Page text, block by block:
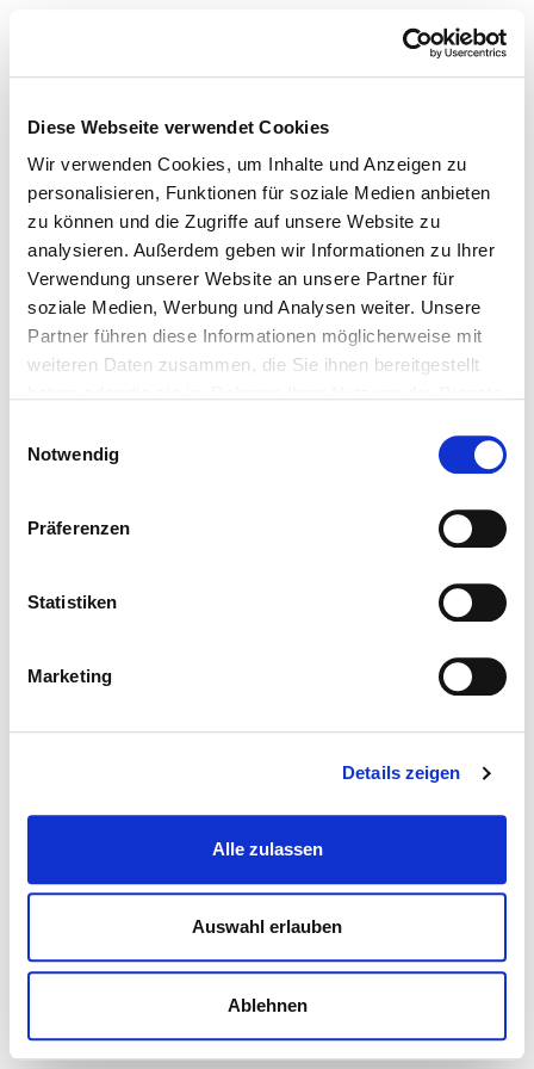
Diese Webseite verwendet Cookies
Wir verwenden Cookies, um Inhalte und Anzeigen zu
personalisieren, Funktionen für soziale Medien anbieten
zu können und die Zugriffe auf unsere Website zu
analysieren. Außerdem geben wir Informationen zu Ihrer
Verwendung unserer Website an unsere Partner für
soziale Medien, Werbung und Analysen weiter. Unsere
Partner führen diese Informationen möglicherweise mit
weiteren Daten zusammen, die Sie ihnen bereitgestellt
Notwendig
Präferenzen
Statistiken
Marketing
Details zeigen
Alle zulassen
Auswahl erlauben
Ablehnen